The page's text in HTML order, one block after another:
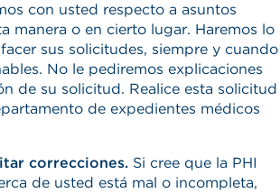
con usted respecto a asuntos
manera o en cierto lugar. Haremos lo
sus solicitudes, siempre y cuando
No le pediremos explicaciones
de su solicitud. Realice esta solicitud
de expedientes médicos
correcciones. Si cree que la PHI
de usted está mal o incompleta,